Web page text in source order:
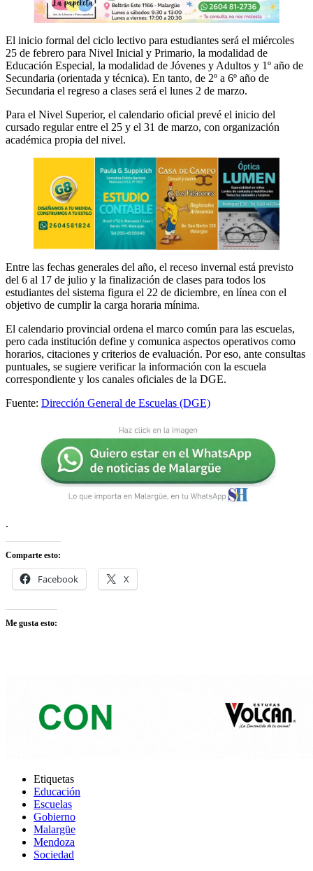
El inicio formal del ciclo lectivo para estudiantes será el miércoles
25 de febrero para Nivel Inicial y Primario, la modalidad de
Educación Especial, la modalidad de Jóvenes y Adultos y 1º año de
Secundaria (orientada y técnica). En tanto, de 2º a 6º año de
Secundaria el regreso a clases será el lunes 2 de marzo.
Para el Nivel Superior, el calendario oficial prevé el inicio del
cursado regular entre el 25 y el 31 de marzo, con organización
académica propia del nivel.
Entre las fechas generales del año, el receso invernal está previsto
del 6 al 17 de julio y la finalización de clases para todos los
estudiantes del sistema figura el 22 de diciembre, en línea con el
objetivo de cumplir la carga horaria mínima.
El calendario provincial ordena el marco común para las escuelas,
pero cada institución define y comunica aspectos operativos como
horarios, citaciones y criterios de evaluación. Por eso, ante consultas
puntuales, se sugiere verificar la información con la escuela
correspondiente y los canales oficiales de la DGE.
Fuente: Dirección General de Escuelas (DGE)
.
Comparte esto:
Facebook X
Me gusta esto:
Etiquetas
Educación
Escuelas
Gobierno
Malargüe
Mendoza
Sociedad